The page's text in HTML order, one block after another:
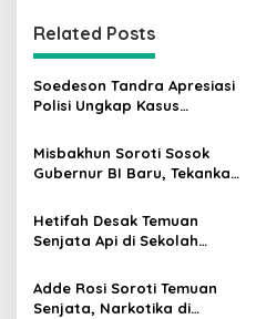
a
v
i
a
i
n
Related Posts
Soedeson Tandra Apresiasi
Polisi Ungkap Kasus
Tahun di Tapsel
Misbakhun Soroti Sosok
Gubernur BI Baru, Tekankan
Hetifah Desak Temuan
Senjata Api di Sekolah
Adde Rosi Soroti Temuan
Senjata, Narkotika di